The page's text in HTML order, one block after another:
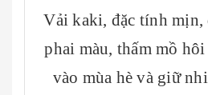
Vải kaki, đặc tính mịn,
phai màu, thấm mồ
vào mùa hè và giữ